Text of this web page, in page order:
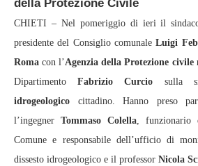
della Protezione Civile
CHIETI – Nel pomeriggio di ieri il
presidente del Consiglio comunaleLuigi
Roma con l’Agenzia della Protezione civile
DipartimentoFabrizio Curcio sulla
idrogeologico cittadino. Hanno preso
l’ingegner Tommaso Colella, funzionario
Comune e responsabile dell’ufficio di
dissesto idrogeologico e il professor Nicola